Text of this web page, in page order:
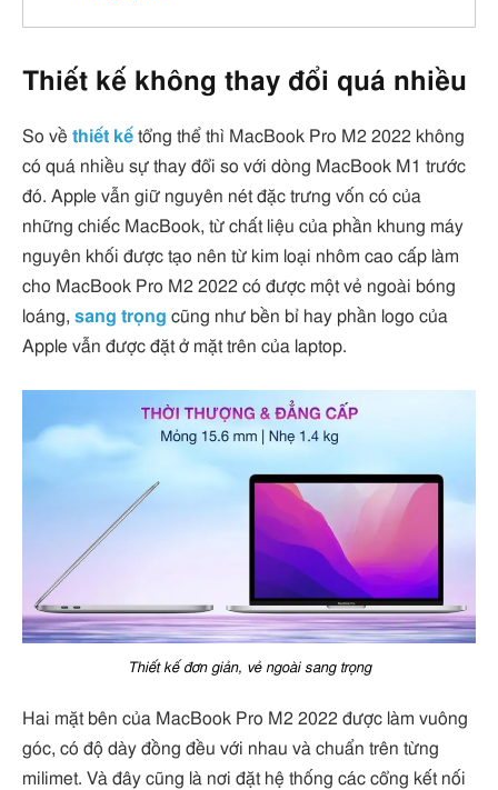
Thiết kế không thay đổi quá nhiều
So về thiết kế tổng thể thì MacBook Pro M2 2022 không
có quá nhiều sự thay đổi so với dòng MacBook M1 trước
đó. Apple vẫn giữ nguyên nét đặc trưng vốn có của
những chiếc MacBook, từ chất liệu của phần khung máy
nguyên khối được tạo nên từ kim loại nhôm cao cấp làm
cho MacBook Pro M2 2022 có được một vẻ ngoài bóng
loáng, sang trọng cũng như bền bỉ hay phần logo của
Apple vẫn được đặt ở mặt trên của laptop.
Thiết kế đơn giản, vẻ ngoài sang trọng
Hai mặt bên của MacBook Pro M2 2022 được làm vuông
góc, có độ dày đồng đều với nhau và chuẩn trên từng
milimet. Và đây cũng là nơi đặt hệ thống các cổng kết nối